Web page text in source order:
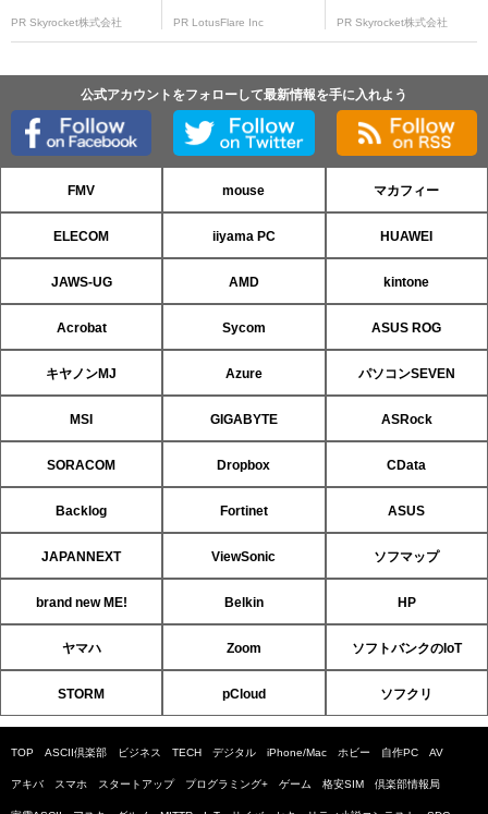
PR Skyrocket株式会社 PR LotusFlare Inc PR Skyrocket株式会社
公式アカウントをフォローして最新情報を手に入れよう
FMV mouse マカフィー
ELECOM iiyama PC HUAWEI
JAWS-UG AMD kintone
Acrobat Sycom ASUS ROG
キヤノンMJ Azure パソコンSEVEN
MSI GIGABYTE ASRock
SORACOM Dropbox CData
Backlog Fortinet ASUS
JAPANNEXT ViewSonic ソフマップ
brand new ME! Belkin HP
ヤマハ Zoom ソフトバンクのIoT
STORM pCloud ソフクリ
TOP ASCII倶楽部 ビジネス TECH デジタル iPhone/Mac ホビー 自作PC AV
アキバ スマホ スタートアップ プログラミング+ ゲーム 格安SIM 倶楽部情報局